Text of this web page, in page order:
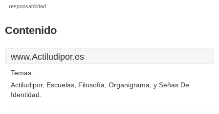
responsabilidad.
Contenido
www.Actiludipor.es
Temas:
Actiludipor, Escuelas, Filosofía, Organigrama, y Señas De
Identidad.